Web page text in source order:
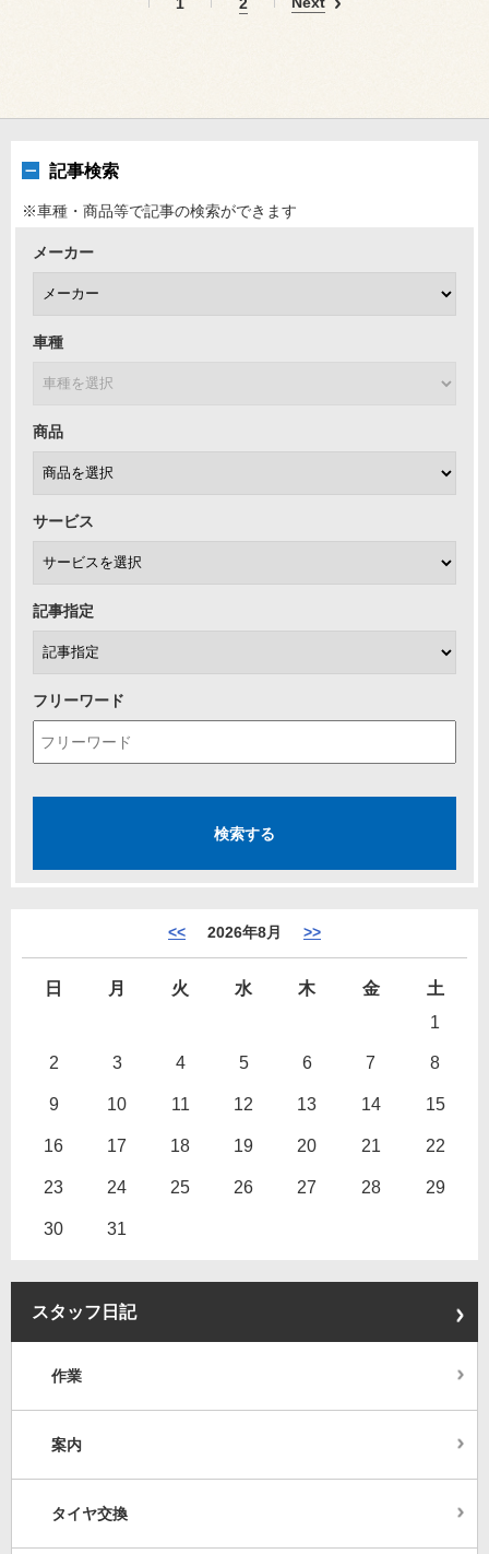
記事検索
※車種・商品等で記事の検索ができます
メーカー
車種
商品
サービス
記事指定
フリーワード
<< 2026年8月 >>
日 月 火 水 木 金
土
1
2 3 4 5 6 7 8
9 10 11 12 13 14 15
16 17 18 19 20 21 22
23 24 25 26 27 28 29
30 31
スタッフ日記
作業
案内
タイヤ交換